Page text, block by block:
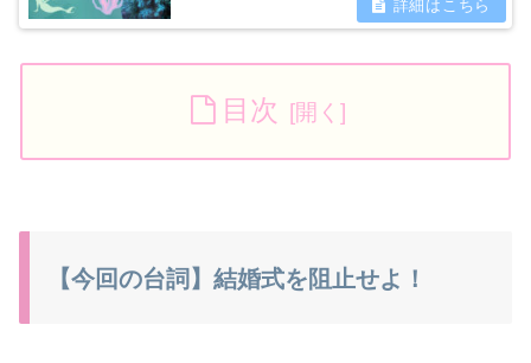
目次
【今回の台詞】結婚式を阻止せよ！